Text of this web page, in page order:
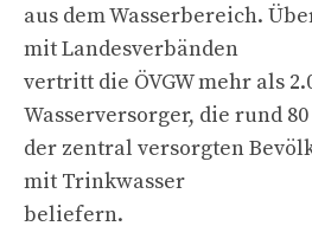
aus dem Wasserbereich.
mit Landesverbänden
vertritt die ÖVGW mehr als
Wasserversorger, die rund
der zentral versorgten
mit Trinkwasser
beliefern.